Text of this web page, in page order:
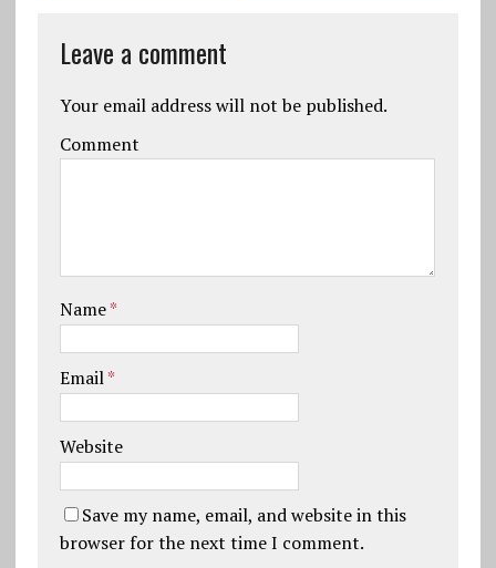
Leave a comment
Your email address will not be published.
Comment
Name*
Email*
Website
Save my name, email, and website in this
browser for the next time I comment.